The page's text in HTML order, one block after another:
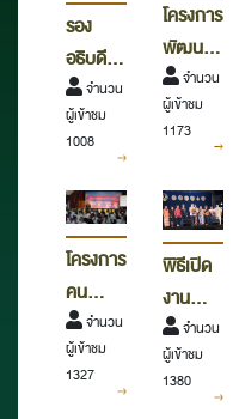
รอง
อธิบดี
กรม
ศิลปากร
เยี่ยม
หอสมุดแห่งชาติ
เฉลิมพระเกียรติ
ร.๙
นครราชสีมา
จำนวน
ผู้เข้าชม
1008
โครงการ
พัฒนา
สัมพันธ์
เครือ
เพื่อ
ความ
มั่นคง
ภายใน
จังหวัด
นครราชสีมา
ประจำปี
จำนวน
ผู้เข้าชม
1173
โครงการ
คน
โคราช
อ่านได้
จำนวน
ผู้เข้าชม
1327
พิธีเปิด
งาน
เทศกาล
หุ่นร่วม
จำนวน
ผู้เข้าชม
1380